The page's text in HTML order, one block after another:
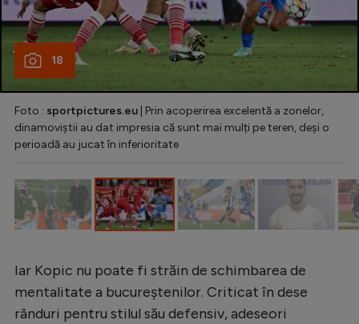
18
Foto : sportpictures.eu | Prin acoperirea excelentă a zonelor,
dinamoviștii au dat impresia că sunt mai mulți pe teren, deși o
perioadă au jucat în inferioritate
Iar Kopic nu poate fi străin de schimbarea de
mentalitate a bucureștenilor. Criticat în dese
rânduri pentru stilul său defensiv, adeseori